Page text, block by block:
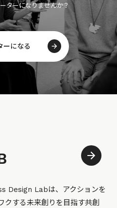
ターになりませんか？
ーになる
Design Labは、アクションを
クする未来創りを目指す共創